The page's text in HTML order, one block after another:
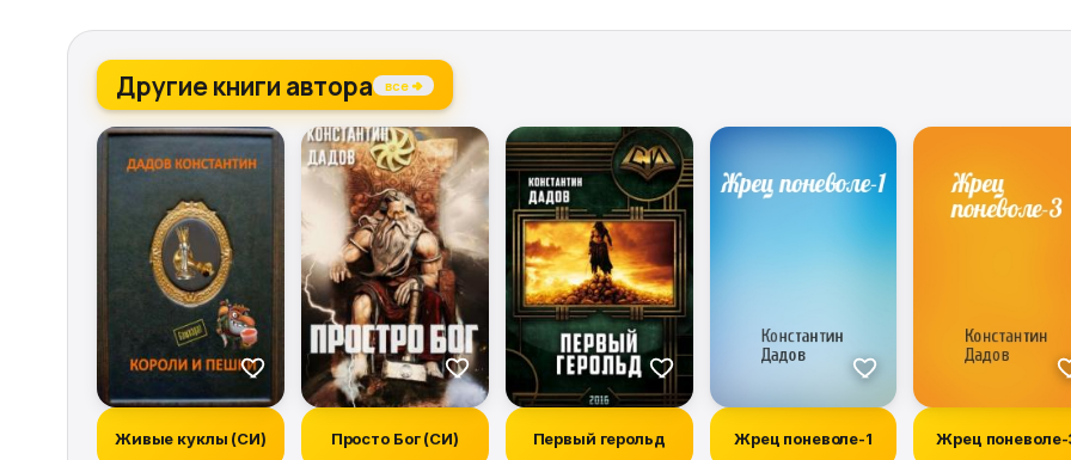
Другие книги автора все →
Живые куклы (СИ) Просто Бог (СИ) Первый герольд Жрец поневоле-1 Жрец